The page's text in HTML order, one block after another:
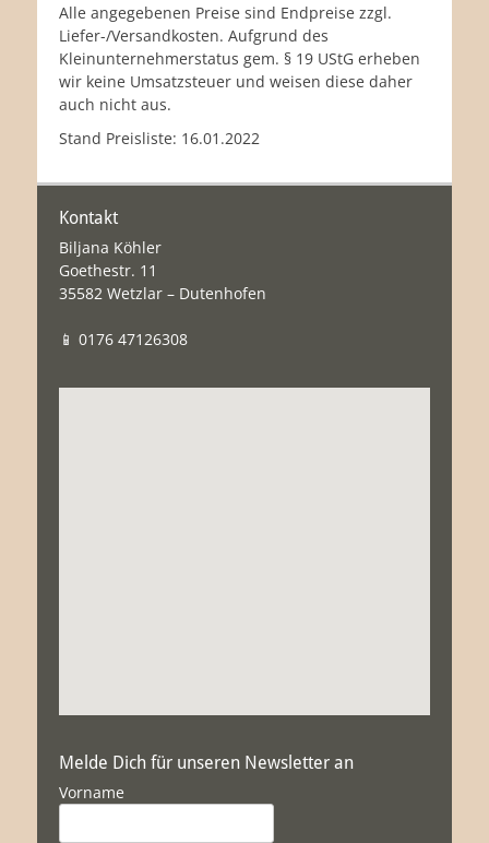
Alle angegebenen Preise sind Endpreise zzgl.
Liefer-/Versandkosten. Aufgrund des
Kleinunternehmerstatus gem. § 19 UStG erheben
wir keine Umsatzsteuer und weisen diese daher
auch nicht aus.
Stand Preisliste: 16.01.2022
Kontakt
Biljana Köhler
Goethestr. 11
35582 Wetzlar – Dutenhofen
📱 0176 47126308
Melde Dich für unseren Newsletter an
Vorname